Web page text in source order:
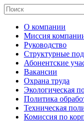
О компании
Миссия
Руководство
Структурные
Абонентские
Вакансии
Охрана труда
Экологическая
Политика
Техническая
Комиссия по